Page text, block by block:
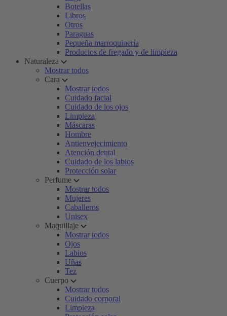
Botellas
Libros
Otros
Paraguas
Pequeña marroquinería
Productos de fregado y de limpieza
Naturaleza
Mostrar todos
Cara
Mostrar todos
Cuidado facial
Cuidado de los ojos
Limpieza
Máscaras
Hombre
Antienvejecimiento
Atención dental
Cuidado de los labios
Protección solar
Perfume
Mostrar todos
Mujeres
Caballeros
Unisex
Maquillaje
Mostrar todos
Ojos
Labios
Uñas
Tez
Cuerpo
Mostrar todos
Cuidado corporal
Limpieza